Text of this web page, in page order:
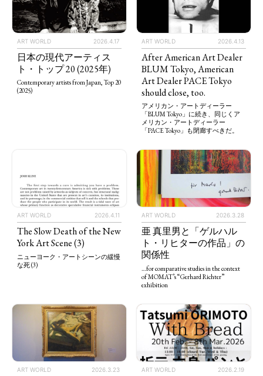
ART WORLD 2026.4.17
日本の現代アーティス
ト・トップ 20 (2025年)
Contemporary artists from Japan, Top 20
(2025)
ART WORLD 2026.4.13
After American Art Dealer
BLUM Tokyo, American
Art Dealer PACE Tokyo
should close, too.
アメリカン・アートディーラー
「BLUM Tokyo」に続き、同じくア
メリカン・アートディーラー
「PACE Tokyo」も閉廊すべきだ。
ART WORLD 2026.4.11
The Slow Death of the New
York Art Scene (3)
ニューヨーク・アートシーンの緩慢
な死 (3)
ART WORLD 2026.3.28
亜 真里男と「ゲルハル
ト・リヒターの作品」の
関係性
…for comparative studies in the context
of MOMAT’s “Gerhard Richter”
exhibition
ART WORLD 2026.3.23 ART WORLD 2026.2.19